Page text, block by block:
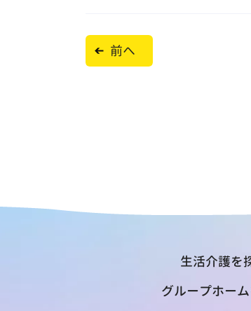
投
ナ
前へ
生活介護を
グループホー